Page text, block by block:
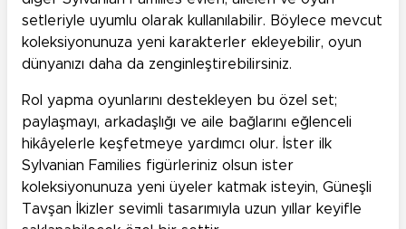
setleriyle uyumlu olarak kullanılabilir. Böylece mevcut
koleksiyonunuza yeni karakterler ekleyebilir, oyun
dünyanızı daha da zenginleştirebilirsiniz.
Rol yapma oyunlarını destekleyen bu özel set;
paylaşmayı, arkadaşlığı ve aile bağlarını eğlenceli
hikâyelerle keşfetmeye yardımcı olur. İster ilk
Sylvanian Families figürleriniz olsun ister
koleksiyonunuza yeni üyeler katmak isteyin, Güneşli
Tavşan İkizler sevimli tasarımıyla uzun yıllar keyifle